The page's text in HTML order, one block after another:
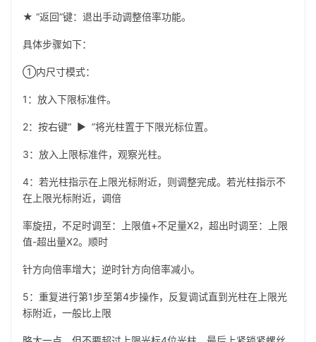
★ “返回”键：退出手动调整倍率功能。
具体步骤如下：
①内尺寸模式：
1：放入下限标准件。
2：按右键“ ▶ ”将光柱置于下限光标位置。
3：放入上限标准件，观察光柱。
4：若光柱指示在上限光标附近，则调整完成。若光柱指示不
在上限光标附近，调倍
率旋扭，不足时调至：上限值+不足量X2，超出时调至：上限
值-超出量X2。顺时
针方向倍率增大；逆时针方向倍率减小。
5：重复进行第1步至第4步操作，反复调试直到光柱在上限光
标附近，一般比上限